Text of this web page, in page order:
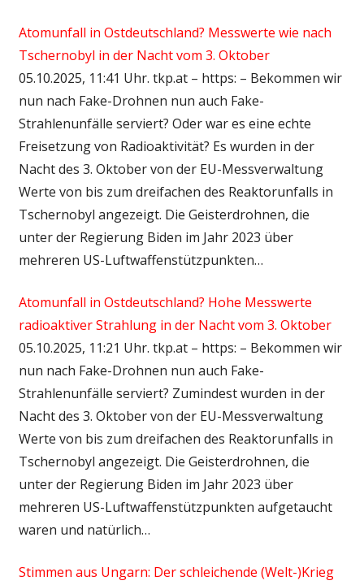
Atomunfall in Ostdeutschland? Messwerte wie nach
Tschernobyl in der Nacht vom 3. Oktober
05.10.2025, 11:41 Uhr. tkp.at – https: – Bekommen wir
nun nach Fake-Drohnen nun auch Fake-
Strahlenunfälle serviert? Oder war es eine echte
Freisetzung von Radioaktivität? Es wurden in der
Nacht des 3. Oktober von der EU-Messverwaltung
Werte von bis zum dreifachen des Reaktorunfalls in
Tschernobyl angezeigt. Die Geisterdrohnen, die
unter der Regierung Biden im Jahr 2023 über
mehreren US-Luftwaffenstützpunkten…
Atomunfall in Ostdeutschland? Hohe Messwerte
radioaktiver Strahlung in der Nacht vom 3. Oktober
05.10.2025, 11:21 Uhr. tkp.at – https: – Bekommen wir
nun nach Fake-Drohnen nun auch Fake-
Strahlenunfälle serviert? Zumindest wurden in der
Nacht des 3. Oktober von der EU-Messverwaltung
Werte von bis zum dreifachen des Reaktorunfalls in
Tschernobyl angezeigt. Die Geisterdrohnen, die
unter der Regierung Biden im Jahr 2023 über
mehreren US-Luftwaffenstützpunkten aufgetaucht
waren und natürlich…
Stimmen aus Ungarn: Der schleichende (Welt-)Krieg